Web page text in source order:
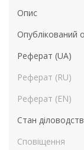
Опис
Опублікований
Реферат (UA)
Реферат (RU)
Реферат (EN)
Стан
Сповіщення